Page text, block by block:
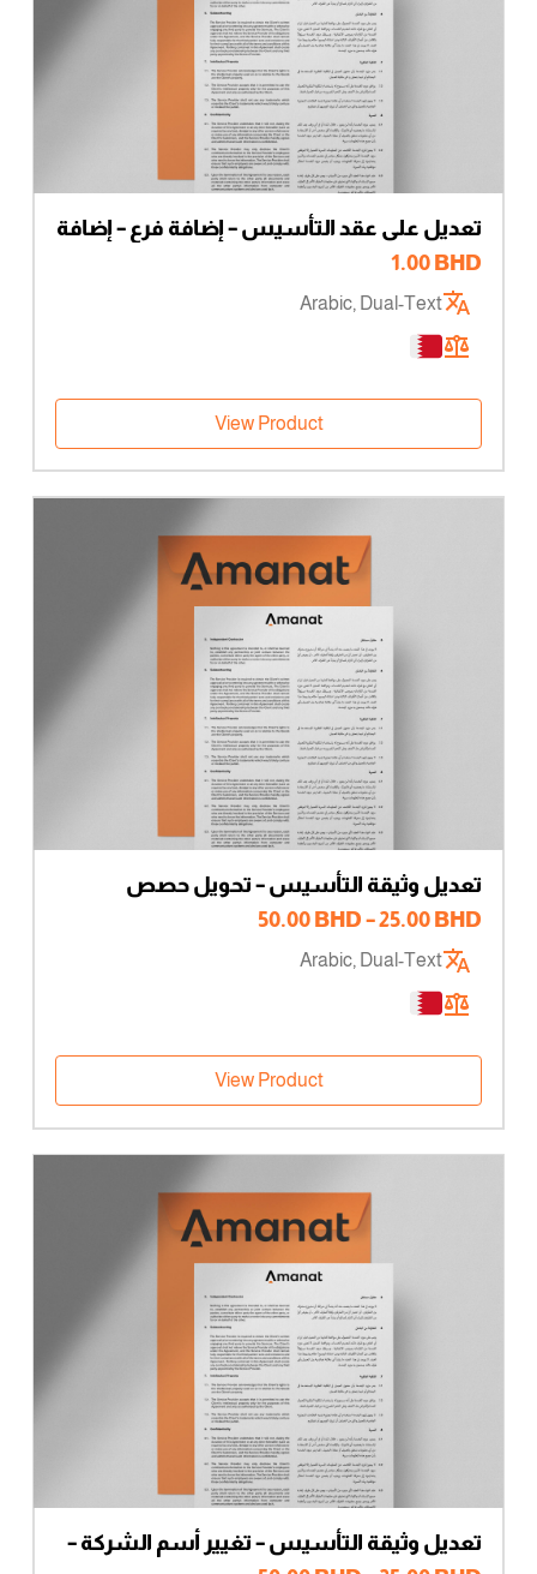
تعديل على عقد التأسيس – إضافة فرع – إضافة
فرع 1.00BHD
Arabic, Dual-Text
View Product
تعديل وثيقة التأسيس – تحويل حصص
25.00BHD
–
50.00BHD
⁦50.00 BHD⁩
Arabic, Dual-Text
View Product
تعديل وثيقة التأسيس – تغيير أسم الشركة –